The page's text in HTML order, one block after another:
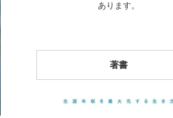
あります。
著書